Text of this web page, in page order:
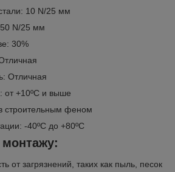
10 N/25 мм
N/25 мм
30%
Отличная
от +10ºС и выше
строительным феном
-40ºС до +80ºС
монтажу:
от загрязнений, таких как пыль, песок